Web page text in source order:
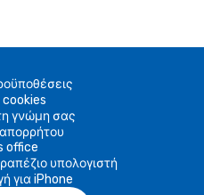
γνώμη σας
office
υπολογιστή
για iPhone